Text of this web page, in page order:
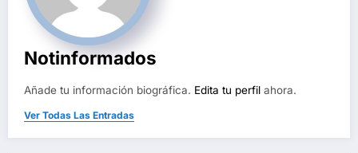
Notinformados
Añade tu información biográfica. Edita tu perfil ahora.
Ver Todas Las Entradas